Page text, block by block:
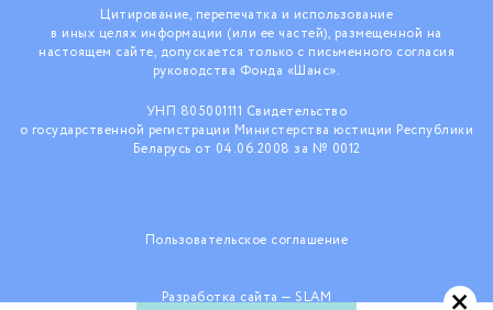
Цитирование, перепечатка и использование
в иных целях информации (или ее частей), размещенной на
настоящем сайте, допускается только с письменного согласия
руководства Фонда «Шанс».
УНП 805001111 Свидетельство
о государственной регистрации Министерства юстиции Республики
Беларусь от 04.06.2008 за № 0012
Пользовательское соглашение
Разработка сайта — SLAM